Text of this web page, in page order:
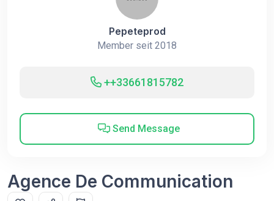
Pepeteprod
Member seit 2018
++33661815782
Send Message
Agence De Communication